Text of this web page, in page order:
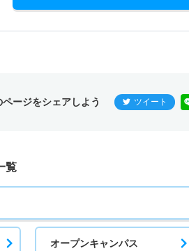
ページをシェアしよう ツイート
覧
オープンキャンパス